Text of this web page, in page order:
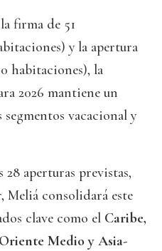
firma de 51
y la apertura
habitaciones), la
2026 mantiene un
segmentos vacacional y
aperturas previstas,
consolidará este
clave como el Caribe,
Medio y Asia-